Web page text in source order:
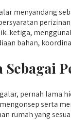
menyandang
ketiga,
bahan,
Sebagai
pernah lama
serta
rumah yang